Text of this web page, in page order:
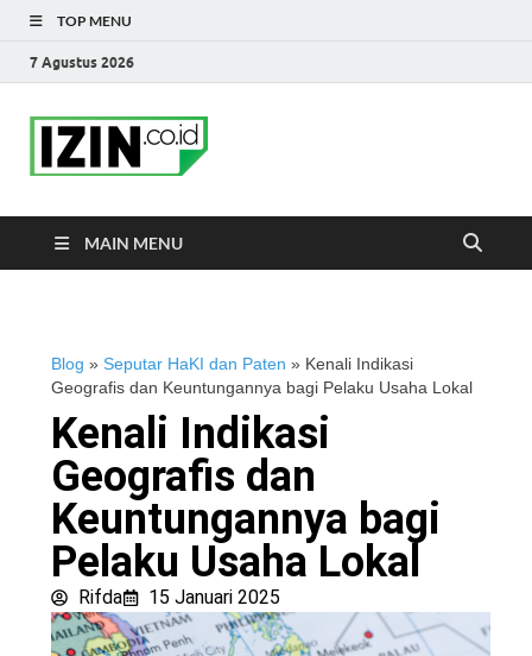
TOP MENU
7 Agustus 2026
MAIN MENU
Blog » Seputar HaKI dan Paten » Kenali Indikasi
Geografis dan Keuntungannya bagi Pelaku Usaha Lokal
Kenali Indikasi
Geografis dan
Keuntungannya bagi
Pelaku Usaha Lokal
Rifda 15 Januari 2025